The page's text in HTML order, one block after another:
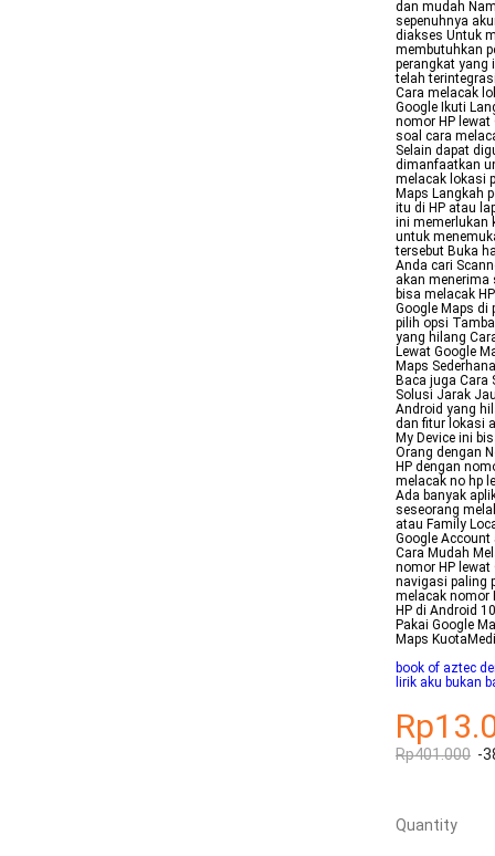
dan mudah
sepenuhnya
diakses Untuk
membutuhkan
perangkat yang
telah
Cara melacak
Google Ikuti
nomor HP lewat
soal cara
Selain dapat
dimanfaatkan
melacak lokasi
Maps Langkah
itu di HP atau
ini memerlukan
untuk
tersebut Buka
Anda cari
akan menerima
bisa melacak
Google Maps di
pilih opsi
yang hilang
Lewat Google
Maps
Baca juga Cara
Solusi Jarak
Android yang
dan fitur lokasi
My Device ini
Orang dengan
HP dengan
melacak no hp
Ada banyak
seseorang
atau Family
Google Account
Cara Mudah
nomor HP lewat
navigasi paling
melacak nomor
HP di Android
Pakai Google
Maps
book of aztec
lirik aku bukan
Rp401.000 -
Quantity